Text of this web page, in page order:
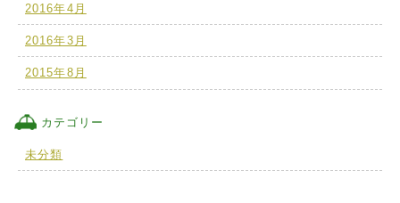
2016年4月
2016年3月
2015年8月
カテゴリー
未分類